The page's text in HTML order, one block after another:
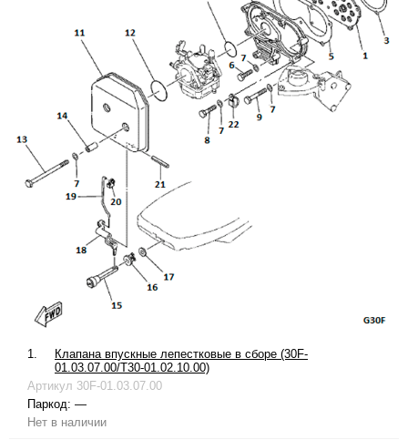
1.
Клапана впускные лепестковые в сборе (30F-
01.03.07.00/T30-01.02.10.00)
Артикул 30F-01.03.07.00
Паркод: —
Нет в наличии